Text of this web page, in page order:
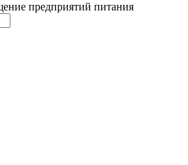
предприятий питания